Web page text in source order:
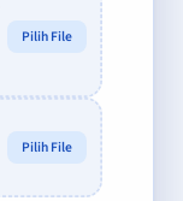
Pilih File
Pilih File